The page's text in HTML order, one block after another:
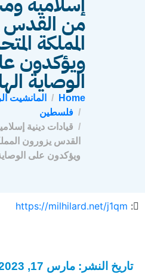
من القدس
المملكة
ويؤكدون
الوصاية
Home
المانشيت
فلسطين
قيادات دينية
القدس يزورون
ويؤكدون على
:
https://milhilard.net/j1qm
تاريخ النشر: مارس 17, 2023 5:30 م